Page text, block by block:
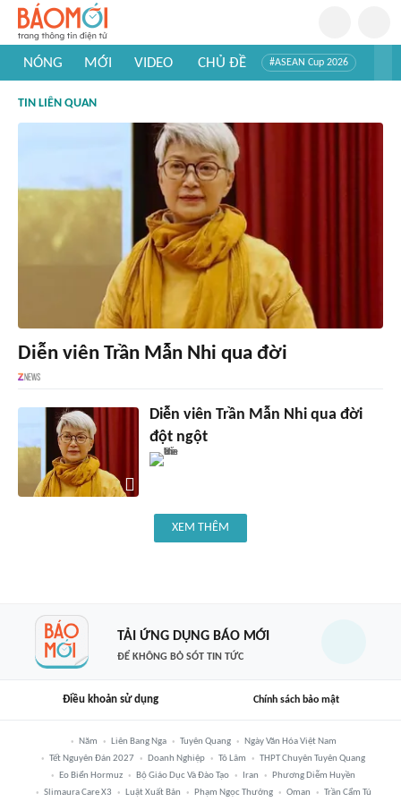
NÓNG MỚI VIDEO CHỦ ĐỀ #ASEAN Cup 2026
#Khám phá thế giới
TIN LIÊN QUAN
Diễn viên Trần Mẫn Nhi qua đời
Diễn viên Trần Mẫn Nhi qua đời
đột ngột
XEM THÊM
TẢI ỨNG DỤNG BÁO MỚI
ĐỂ KHÔNG BỎ SÓT TIN TỨC
Điều khoản sử dụng Chính sách bảo mật
Năm Liên Bang Nga Tuyên Quang
Ngày Văn Hóa Việt Nam
Tết Nguyên Đán 2027
Doanh Nghiệp Tô Lâm
THPT Chuyên Tuyên Quang
Eo Biển Hormuz
Bộ Giáo Dục Và Đào Tạo Iran
Phương Diễm Huyền
Slimaura Care X3
Luật Xuất Bản Phạm Ngọc Thưởng Oman Trần Cẩm Tú